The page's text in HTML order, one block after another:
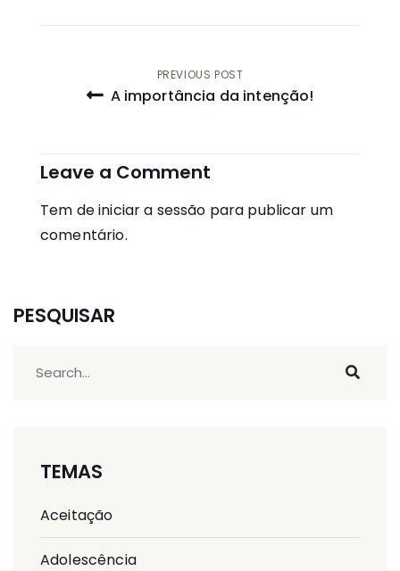
Navegação
artigos
PREVIOUS POST
A importância da intenção!
Leave a Comment
Tem deiniciar a sessão para publicar um
comentário.
PESQUISAR
TEMAS
Aceitação
Adolescência